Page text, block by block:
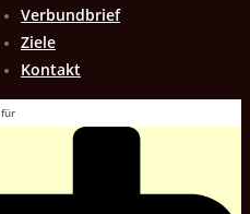
Verbundbrief
Ziele
Kontakt
für